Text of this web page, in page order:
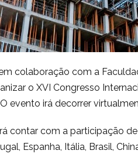
colaboração com a
o XVI Congresso
evento irá decorrer
contar com a participação
Espanha, Itália, Brasil,